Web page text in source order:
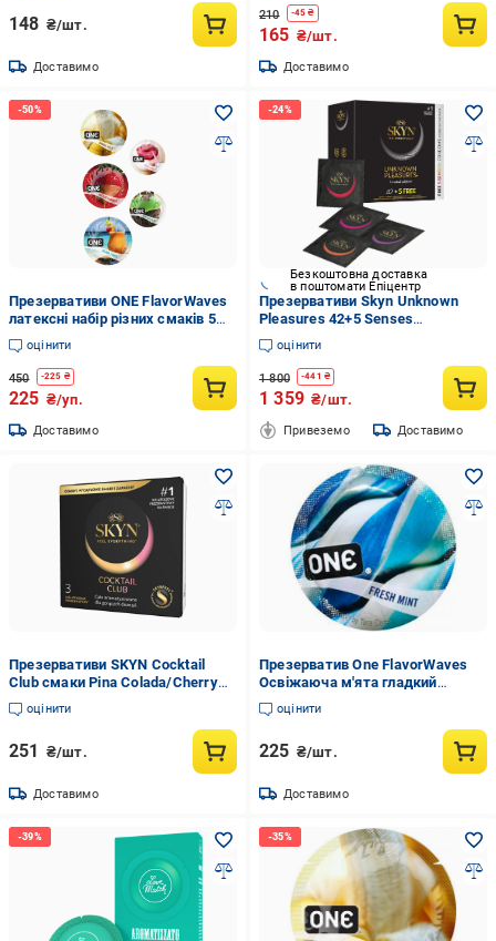
148 ₴/шт.
Доставимо
210 -45 ₴
165 ₴/шт.
Доставимо
Презервативи ONE FlavorWaves
латексні набір різних смаків 5
шт. (ONE410516)
оцінити
450 -225 ₴
225 ₴/уп.
Доставимо
Безкоштовна доставка
в поштомати Епіцентр
Презервативи Skyn Unknown
Pleasures 42+5 Senses
безлатексні 47 шт.
оцінити
1 800 -441 ₴
1 359 ₴/шт.
Привеземо Доставимо
Презервативи SKYN Cocktail
Club смаки Pina Colada/Cherry
Sunrise та Passion Daiquiri 3 шт.
(5011831090981)
оцінити
251 ₴/шт.
Доставимо
Презерватив One FlavorWaves
Освіжаюча м'ята гладкий
(ON221634)
оцінити
225 ₴/шт.
Доставимо